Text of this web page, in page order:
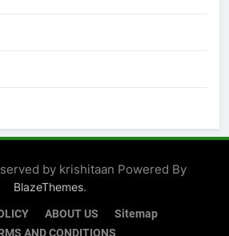
by krishitaan Powered By
BlazeThemes.
ABOUT US
Sitemap
AND CONDITIONS